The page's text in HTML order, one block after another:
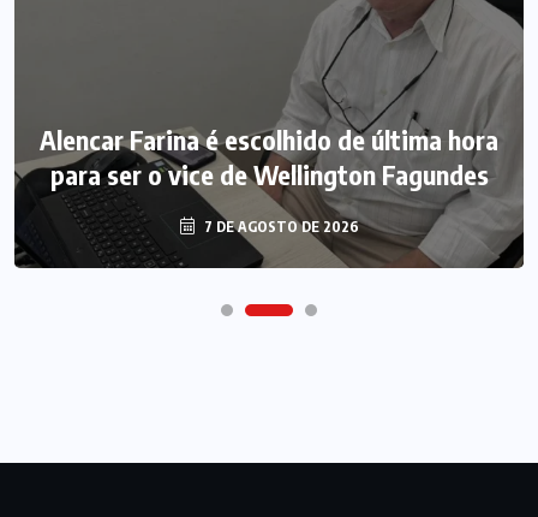
Alencar Farina é escolhido de última hora
para ser o vice de Wellington Fagundes
7 DE AGOSTO DE 2026